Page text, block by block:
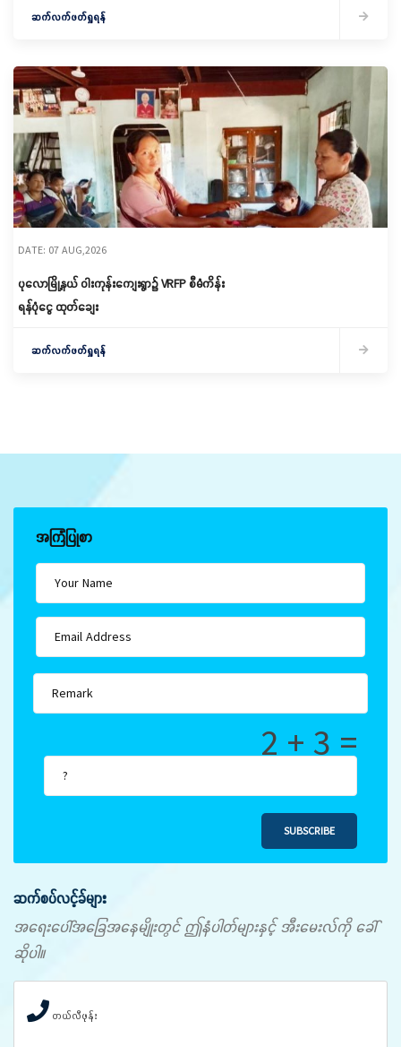
ဆက်လက်ဖတ်ရှုရန်
DATE: 07 AUG,2026
ပုလောမြို့နယ် ဝါးကုန်းကျေးရွာ၌ ‌VRFP စီမံကိန်း
ရန်ပုံငွေ ထုတ်ချေး
ဆက်လက်ဖတ်ရှုရန်
အကြံပြုစာ
2 + 3 =
SUBSCRIBE
ဆက်စပ်လင့်ခ်များ
အရေးပေါ်အခြေအနေမျိုးတွင် ဤနံပါတ်များနှင့် အီးမေးလ်ကို ခေါ်
ဆိုပါ။
တယ်လီဖုန်း